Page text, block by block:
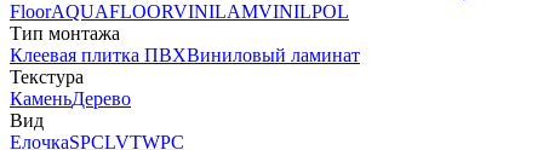
FloorAQUAFLOORVINILAMVINILPOL
Тип монтажа
Клеевая плитка ПВХВиниловый ламинат
Текстура
КаменьДерево
Вид
ЕлочкаSPCLVTWPC